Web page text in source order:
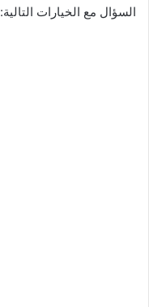
السؤال مع الخيارات التالية: